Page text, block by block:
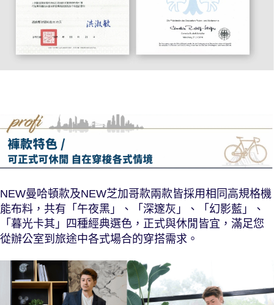
NEW曼哈頓款及NEW芝加哥款兩款皆採用相同高規格機
能布料，共有「午夜黑」、「深邃灰」、「幻影藍」、
「暮光卡其」四種經典選色，正式與休閒皆宜，滿足您
從辦公室到旅途中各式場合的穿搭需求。